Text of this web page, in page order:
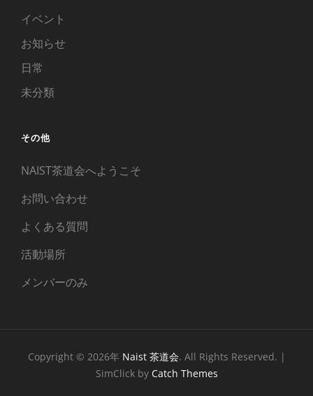
イベント
お知らせ
日常
未分類
その他
NAIST茶道会へようこそ
お問い合わせ
よくある質問
活動場所
メンバーのみ
Copyright © 2026年 Naist 茶道会. All Rights Reserved. |
SimClick by Catch Themes